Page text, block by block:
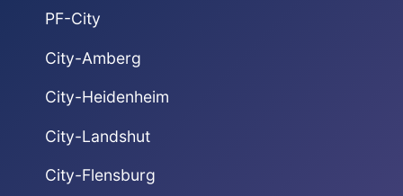
PF-City
City-Amberg
City-Heidenheim
City-Landshut
City-Flensburg